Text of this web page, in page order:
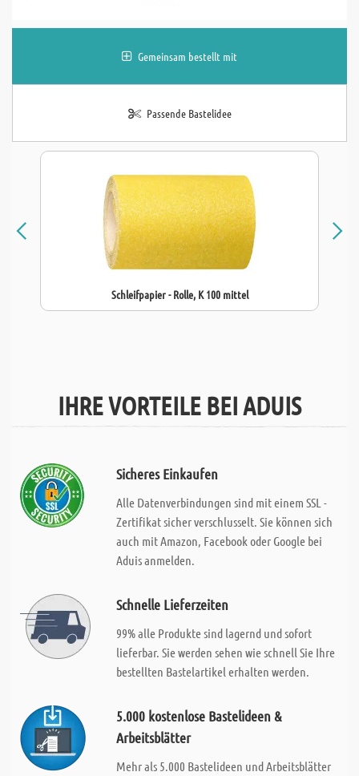
Gemeinsam bestellt mit
Passende Bastelidee
Schleifpapier - Rolle, K 100 mittel
IHRE VORTEILE BEI ADUIS
Sicheres Einkaufen
Alle Datenverbindungen sind mit einem SSL -
Zertifikat sicher verschlusselt. Sie können sich
auch mit Amazon, Facebook oder Google bei
Aduis anmelden.
Schnelle Lieferzeiten
99% alle Produkte sind lagernd und sofort
lieferbar. Sie werden sehen wie schnell Sie Ihre
bestellten Bastelartikel erhalten werden.
5.000 kostenlose Bastelideen &
Arbeitsblätter
Mehr als 5.000 Bastelideen und Arbeitsblätter